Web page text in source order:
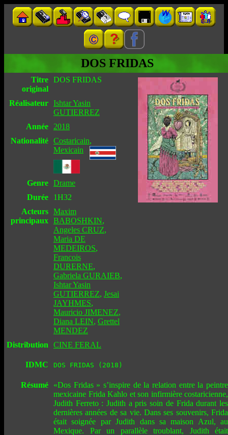
DOS FRIDAS
Titre
original
DOS FRIDAS
Réalisateur Ishtar Yasin
GUTIERREZ
Année
2018
Nationalité Costaricain,
Mexicain
Genre Drame
Durée
1H32
Acteurs
principaux
Maxim
BABOSHKIN,
Angeles CRUZ,
Maria DE
MEDEIROS,
Francois
DURERNE,
Gabriela GURAIEB,
Ishtar Yasin
GUTIERREZ, Jesai
JAYHMES,
Mauricio JIMENEZ,
Diana LEIN, Grettel
MENDEZ
Distribution
CINE FERAL
IDMC DOS FRIDAS (2018)
Résumé
«Dos Fridas » s’inspire de la relation entre la peintre
mexicaine Frida Kahlo et son infirmière costaricienne,
Judith Ferreto : Judith a pris soin de Frida durant les
dernières années de sa vie. Dans ses souvenirs, Frida
était soignée par Judith dans sa maison Azul, au
Mexique. Par un parallèle troublant, Judith était